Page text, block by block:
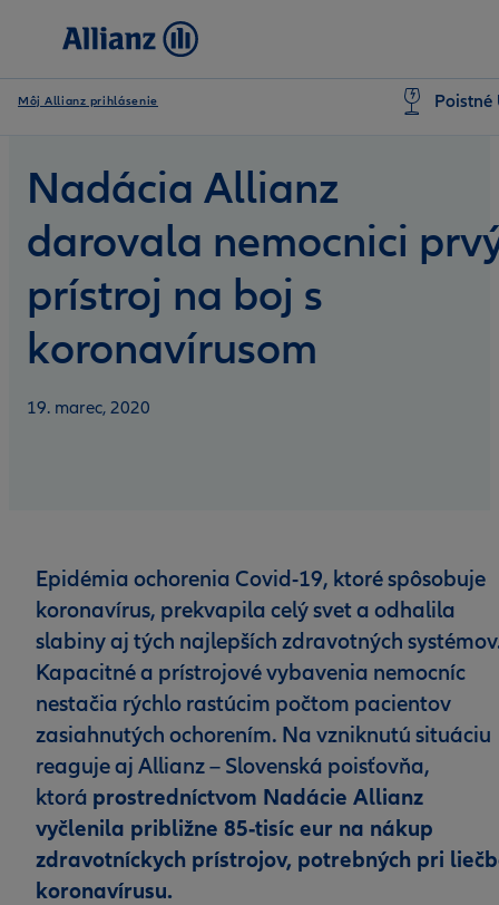
Môj Allianz prihlásenie Poistné
Nadácia Allianz
darovala nemocnici
prístroj na boj s
koronavírusom
19. marec, 2020
Epidémia ochorenia Covid-19, ktoré spôsobuje
koronavírus, prekvapila celý svet a odhalila
slabiny aj tých najlepších zdravotných
Kapacitné a prístrojové vybavenia nemocníc
nestačia rýchlo rastúcim počtom pacientov
zasiahnutých ochorením. Na vzniknutú situáciu
reaguje aj Allianz – Slovenská poisťovňa,
ktorá prostredníctvom Nadácie Allianz
vyčlenila približne 85-tisíc eur na nákup
zdravotníckych prístrojov, potrebných pri
koronavírusu.